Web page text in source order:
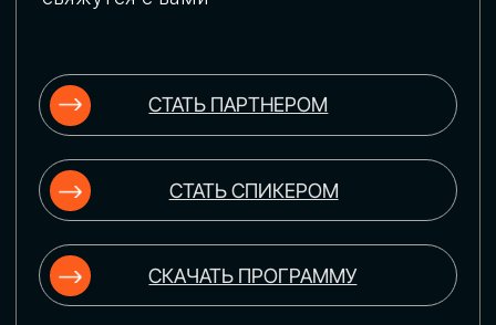
ИСКУССТВЕННЫЙ
Узнаем как компании адаптируются к
новой ИИ-реальности. Как ИИ-
сотрудники становятся
«полноправными» членами команды, как
ИИ-помощники забирают на себя рутину
и как можно значительно увеличить
производительность без огромных
затрат на нейросети
ЦИФРОВИЗАЦИЯ
УПРАВЛЕНИЯ ПЕРСОНАЛОМ
Рассмотрим управление человеческим